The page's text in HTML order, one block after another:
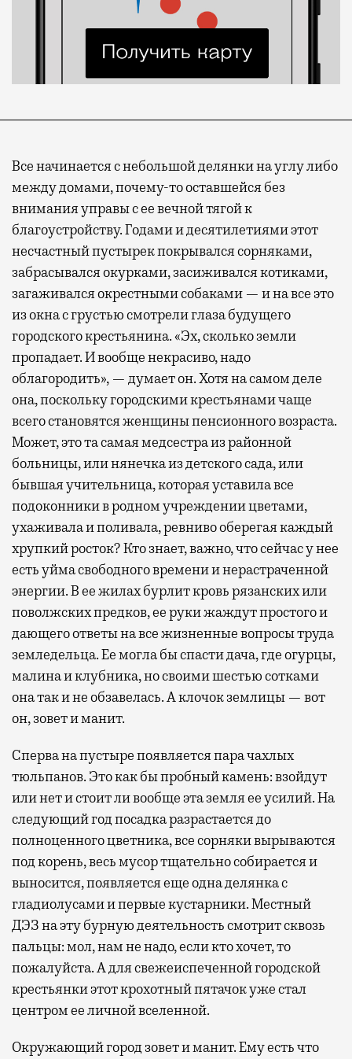
Все начинается с небольшой делянки на углу либо
между домами, почему-то оставшейся без
внимания управы с ее вечной тягой к
благоустройству. Годами и десятилетиями этот
несчастный пустырек покрывался сорняками,
забрасывался окурками, засиживался котиками,
загаживался окрестными собаками — и на все это
из окна с грустью смотрели глаза будущего
городского крестьянина. «Эх, сколько земли
пропадает. И вообще некрасиво, надо
облагородить», — думает он. Хотя на самом деле
она, поскольку городскими крестьянами чаще
всего становятся женщины пенсионного возраста.
Может, это та самая медсестра из районной
больницы, или нянечка из детского сада, или
бывшая учительница, которая уставила все
подоконники в родном учреждении цветами,
ухаживала и поливала, ревниво оберегая каждый
хрупкий росток? Кто знает, важно, что сейчас у нее
есть уйма свободного времени и нерастраченной
энергии. В ее жилах бурлит кровь рязанских или
поволжских предков, ее руки жаждут простого и
дающего ответы на все жизненные вопросы труда
земледельца. Ее могла бы спасти дача, где огурцы,
малина и клубника, но своими шестью сотками
она так и не обзавелась. А клочок землицы — вот
он, зовет и манит.
Сперва на пустыре появляется пара чахлых
тюльпанов. Это как бы пробный камень: взойдут
или нет и стоит ли вообще эта земля ее усилий. На
следующий год посадка разрастается до
полноценного цветника, все сорняки вырываются
под корень, весь мусор тщательно собирается и
выносится, появляется еще одна делянка с
гладиолусами и первые кустарники. Местный
ДЭЗ на эту бурную деятельность смотрит сквозь
пальцы: мол, нам не надо, если кто хочет, то
пожалуйста. А для свежеиспеченной городской
крестьянки этот крохотный пятачок уже стал
центром ее личной вселенной.
Окружающий город зовет и манит. Ему есть что